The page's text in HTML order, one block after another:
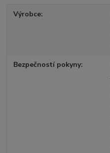
Výrobce
Bezpečností pokyny